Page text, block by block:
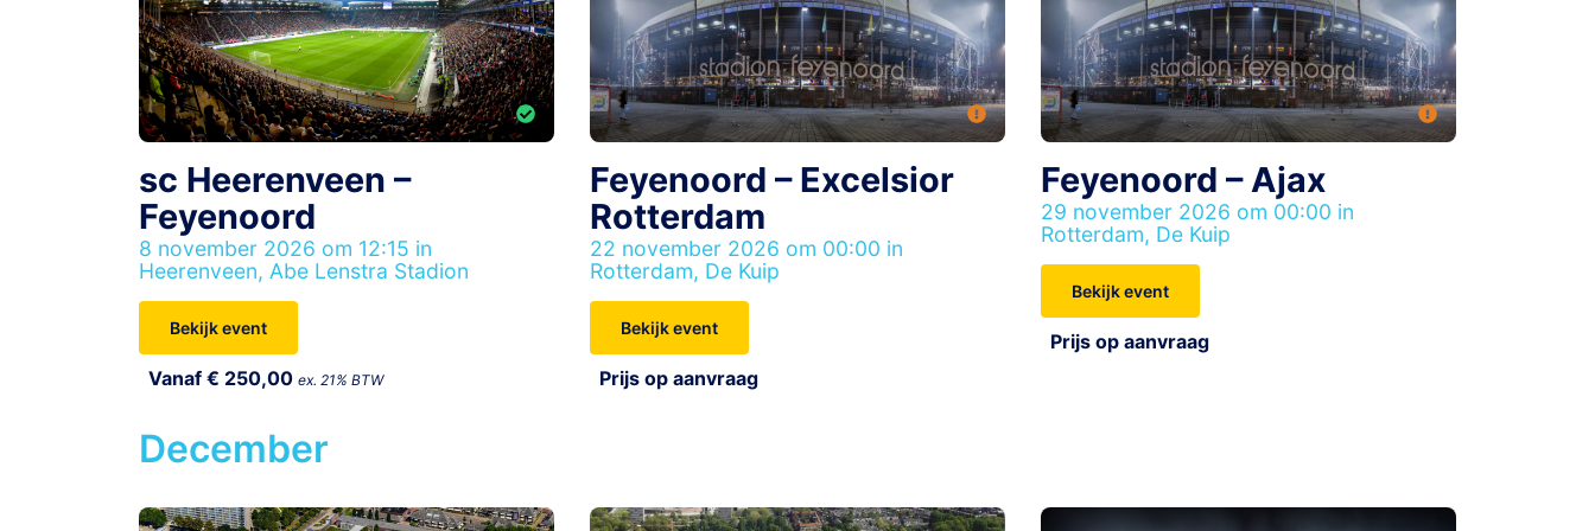
sc Heerenveen –
Feyenoord
8 november 2026 om 12:15 in
Heerenveen, Abe Lenstra Stadion
Bekijk event
Vanaf € 250,00 ex. 21% BTW
Feyenoord – Excelsior
Rotterdam
22 november 2026 om 00:00 in
Rotterdam, De Kuip
Bekijk event
Prijs op aanvraag
Feyenoord – Ajax
29 november 2026 om 00:00 in
Rotterdam, De Kuip
Bekijk event
Prijs op aanvraag
December